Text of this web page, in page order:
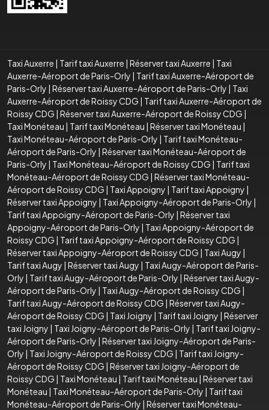
Taxi Auxerre | Tarif taxi Auxerre | Réserver taxi Auxerre | Taxi
Auxerre-Aéroport de Paris-Orly | Tarif taxi Auxerre-Aéroport de
Paris-Orly | Réserver taxi Auxerre-Aéroport de Paris-Orly | Taxi
Auxerre-Aéroport de Roissy CDG | Tarif taxi Auxerre-Aéroport de
Roissy CDG | Réserver taxi Auxerre-Aéroport de Roissy CDG |
Taxi Monéteau | Tarif taxi Monéteau | Réserver taxi Monéteau |
Taxi Monéteau-Aéroport de Paris-Orly | Tarif taxi Monéteau-
Aéroport de Paris-Orly | Réserver taxi Monéteau-Aéroport de
Paris-Orly | Taxi Monéteau-Aéroport de Roissy CDG | Tarif taxi
Monéteau-Aéroport de Roissy CDG | Réserver taxi Monéteau-
Aéroport de Roissy CDG | Taxi Appoigny | Tarif taxi Appoigny |
Réserver taxi Appoigny | Taxi Appoigny-Aéroport de Paris-Orly |
Tarif taxi Appoigny-Aéroport de Paris-Orly | Réserver taxi
Appoigny-Aéroport de Paris-Orly | Taxi Appoigny-Aéroport de
Roissy CDG | Tarif taxi Appoigny-Aéroport de Roissy CDG |
Réserver taxi Appoigny-Aéroport de Roissy CDG | Taxi Augy |
Tarif taxi Augy | Réserver taxi Augy | Taxi Augy-Aéroport de Paris-
Orly | Tarif taxi Augy-Aéroport de Paris-Orly | Réserver taxi Augy-
Aéroport de Paris-Orly | Taxi Augy-Aéroport de Roissy CDG |
Tarif taxi Augy-Aéroport de Roissy CDG | Réserver taxi Augy-
Aéroport de Roissy CDG | Taxi Joigny | Tarif taxi Joigny | Réserver
taxi Joigny | Taxi Joigny-Aéroport de Paris-Orly | Tarif taxi Joigny-
Aéroport de Paris-Orly | Réserver taxi Joigny-Aéroport de Paris-
Orly | Taxi Joigny-Aéroport de Roissy CDG | Tarif taxi Joigny-
Aéroport de Roissy CDG | Réserver taxi Joigny-Aéroport de
Roissy CDG | Taxi Monéteau | Tarif taxi Monéteau | Réserver taxi
Monéteau | Taxi Monéteau-Aéroport de Paris-Orly | Tarif taxi
Monéteau-Aéroport de Paris-Orly | Réserver taxi Monéteau-